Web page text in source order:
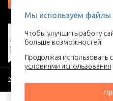
2026 © Линкер - Ваш поставщик
Мы используем файлы
Чтобы улучшить работу
больше возможностей.
Продолжая использовать
условиями использования